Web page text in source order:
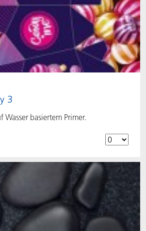
3
Wasser basiertem Primer.